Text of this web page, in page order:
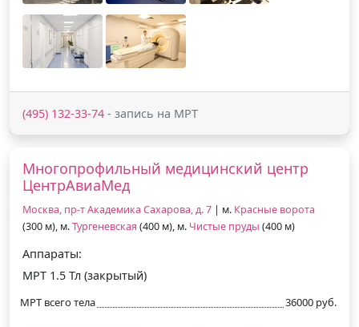
(495) 132-33-74 - запись на МРТ
Многопрофильный медицинский центр
ЦентрАвиаМед
Москва, пр-т Академика Сахарова, д. 7 | м. Красные ворота
(300 м), м.Тургеневская (400 м), м. Чистые пруды (400 м)
Аппараты:
МРТ 1.5 Тл (закрытый)
МРТ всего тела 36000 руб.